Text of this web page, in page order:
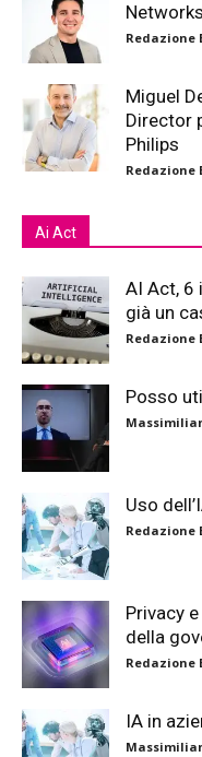
Networks
Redazione
Miguel
Director
Philips
Redazione
Ai Act
AI Act, 6
già un
Redazione
Posso
Uso
Redazione
Privacy
della
Redazione
IA in